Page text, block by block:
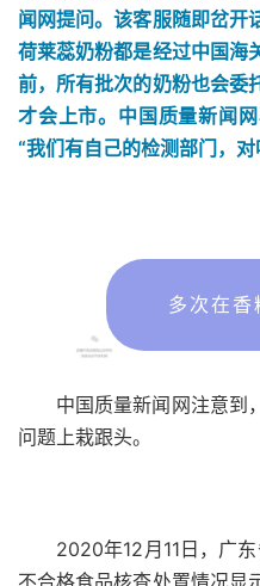
闻网提问。该客服随即岔开
荷莱蕊奶粉都是经过中国海
前，所有批次的奶粉也会委
才会上市。中国质量新闻
“我们有自己的检测部门，对
多次在香
中国质量新闻网注意到
问题上栽跟头。
2020年12月11日，广
不合格食品核查处置情况显